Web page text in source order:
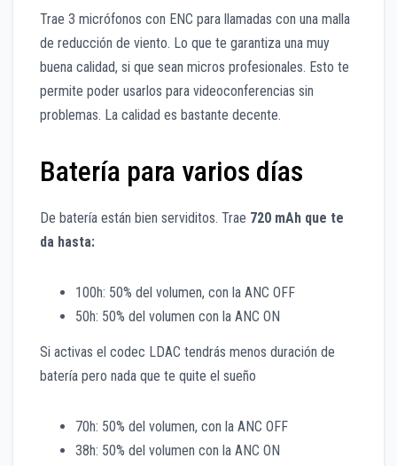
Trae 3 micrófonos con ENC para llamadas con una malla
de reducción de viento. Lo que te garantiza una muy
buena calidad, si que sean micros profesionales. Esto te
permite poder usarlos para videoconferencias sin
problemas. La calidad es bastante decente.
Batería para varios días
De batería están bien serviditos. Trae 720 mAh que te
da hasta:
100h: 50% del volumen, con la ANC OFF
50h: 50% del volumen con la ANC ON
Si activas el codec LDAC tendrás menos duración de
batería pero nada que te quite el sueño
70h: 50% del volumen, con la ANC OFF
38h: 50% del volumen con la ANC ON